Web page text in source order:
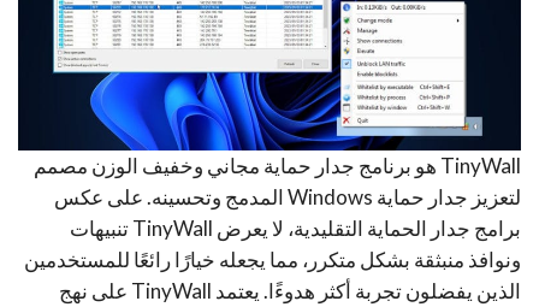
TinyWall هو برنامج جدار حماية مجاني وخفيف الوزن مصمم
لتعزيز جدار حماية Windows المدمج وتحسينه. على عكس
برامج جدار الحماية التقليدية، لا يعرض TinyWall تنبيهات
ونوافذ منبثقة بشكل متكرر، مما يجعله خيارًا رائعًا للمستخدمين
الذين يفضلون تجربة أكثر هدوءًا. يعتمد TinyWall على نهج